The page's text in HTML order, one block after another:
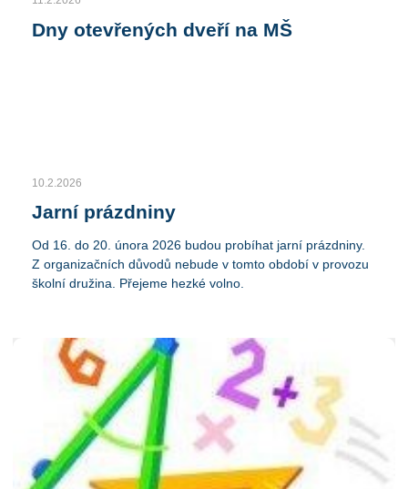
Dny otevřených dveří na MŠ
10.2.2026
Jarní prázdniny
Od 16. do 20. února 2026 budou probíhat jarní prázdniny.
Z organizačních důvodů nebude v tomto období v provozu
školní družina. Přejeme hezké volno.